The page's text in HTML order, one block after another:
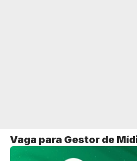
Vaga para Gestor de